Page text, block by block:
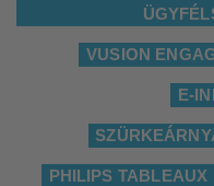
VUSION
E-
PHILIPS TABLEAUX